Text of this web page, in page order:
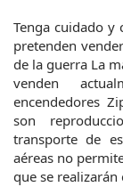
Tenga cuidado y
pretenden
de la guerra La
venden
encendedores
son
transporte de
aéreas no
que se realizarán